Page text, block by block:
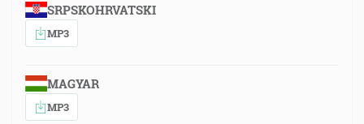
SRPSKOHRVATSKI
MP3
MAGYAR
MP3